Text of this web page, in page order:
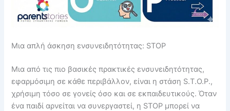
Μια απλή άσκηση ενσυνειδητότητας: STOP
Μια από τις πιο βασικές πρακτικές ενσυνειδητότητας,
εφαρμόσιμη σε κάθε περιβάλλον, είναι η στάση S.T.O.P.,
χρήσιμη τόσο σε γονείς όσο και σε εκπαιδευτικούς. Όταν
ένα παιδί αρνείται να συνεργαστεί, η STOP μπορεί να